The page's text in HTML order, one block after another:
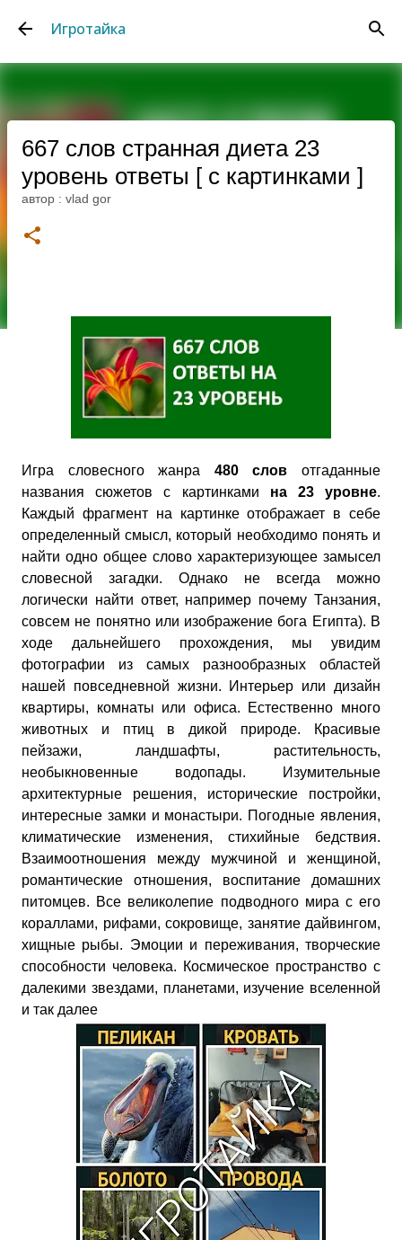
Игротайка
667 слов странная диета 23
уровень ответы [ с картинками ]
автор : vlad gor
Игра словесного жанра 480 слов отгаданные
названия сюжетов с картинками на 23 уровне.
Каждый фрагмент на картинке отображает в себе
определенный смысл, который необходимо понять и
найти одно общее слово характеризующее замысел
словесной загадки. Однако не всегда можно
логически найти ответ, например почему Танзания,
совсем не понятно или изображение бога Египта). В
ходе дальнейшего прохождения, мы увидим
фотографии из самых разнообразных областей
нашей повседневной жизни. Интерьер или дизайн
квартиры, комнаты или офиса. Естественно много
животных и птиц в дикой природе. Красивые
пейзажи, ландшафты, растительность,
необыкновенные водопады. Изумительные
архитектурные решения, исторические постройки,
интересные замки и монастыри. Погодные явления,
климатические изменения, стихийные бедствия.
Взаимоотношения между мужчиной и женщиной,
романтические отношения, воспитание домашних
питомцев. Все великолепие подводного мира с его
кораллами, рифами, сокровище, занятие дайвингом,
хищные рыбы. Эмоции и переживания, творческие
способности человека. Космическое пространство с
далекими звездами, планетами, изучение вселенной
и так далее